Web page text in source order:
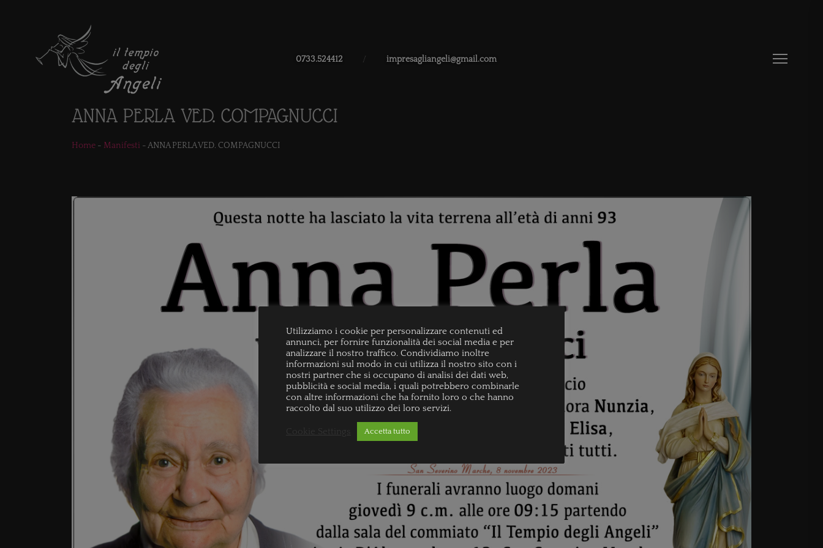
0733.524412 / impresagliangeli@gmail.com
ANNA PERLA VED. COMPAGNUCCI
Home - Manifesti -ANNA PERLA VED. COMPAGNUCCI
Utilizziamo i cookie per personalizzare contenuti ed
annunci, per fornire funzionalità dei social media e per
analizzare il nostro traffico. Condividiamo inoltre
informazioni sul modo in cui utilizza il nostro sito con i
nostri partner che si occupano di analisi dei dati web,
pubblicità e social media, i quali potrebbero combinarle
con altre informazioni che ha fornito loro o che hanno
raccolto dal suo utilizzo dei loro servizi.
Accetta tutto